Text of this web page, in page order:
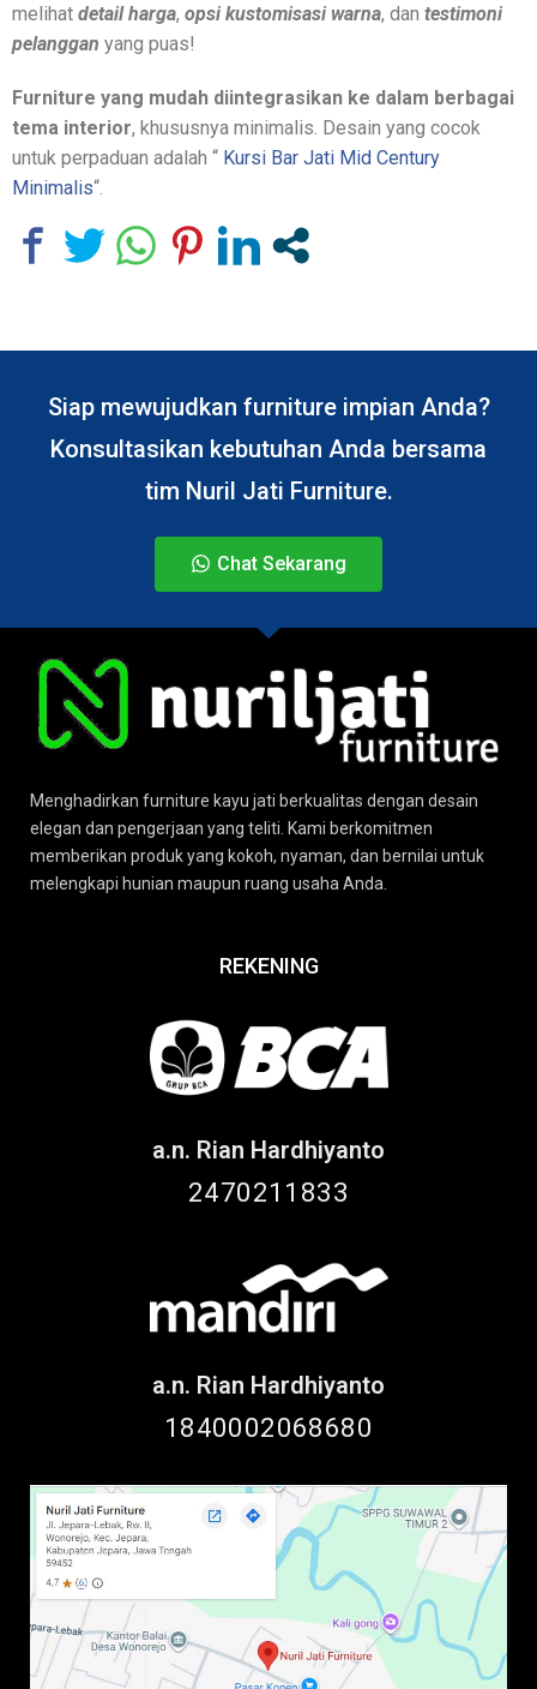
melihat detail harga, opsi kustomisasi warna, dan testimoni
pelanggan yang puas!
Furniture yang mudah diintegrasikan ke dalam berbagai
tema interior, khususnya minimalis. Desain yang cocok
untuk perpaduan adalah “ Kursi Bar Jati Mid Century
Minimalis“.
Siap mewujudkan furniture impian Anda?
Konsultasikan kebutuhan Anda bersama
tim Nuril Jati Furniture.
Chat Sekarang
Menghadirkan furniture kayu jati berkualitas dengan desain
elegan dan pengerjaan yang teliti. Kami berkomitmen
memberikan produk yang kokoh, nyaman, dan bernilai untuk
melengkapi hunian maupun ruang usaha Anda.
REKENING
a.n. Rian Hardhiyanto
2470211833
a.n. Rian Hardhiyanto
1840002068680